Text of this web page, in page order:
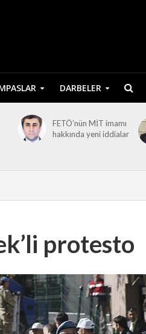
DARBELER
FETÖ’nün MİT imamı
hakkında yeni iddialar
protesto